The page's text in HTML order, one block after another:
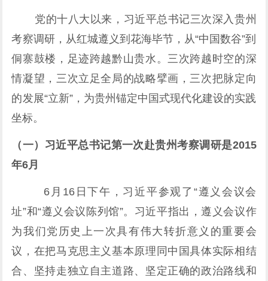
党的十八大以来，习近平总书记三次深入贵州
考察调研，从红城遵义到花海毕节，从“中国数谷”到
侗寨鼓楼，足迹跨越黔山贵水。三次跨越时空的深
情凝望，三次立足全局的战略擘画，三次把脉定向
的发展“立新”，为贵州锚定中国式现代化建设的实践
坐标。
（一）习近平总书记第一次赴贵州考察调研是2015
年6月
6月16日下午，习近平参观了“遵义会议会
址”和“遵义会议陈列馆”。习近平指出，遵义会议作
为我们党历史上一次具有伟大转折意义的重要会
议，在把马克思主义基本原理同中国具体实际相结
合、坚持走独立自主道路、坚定正确的政治路线和